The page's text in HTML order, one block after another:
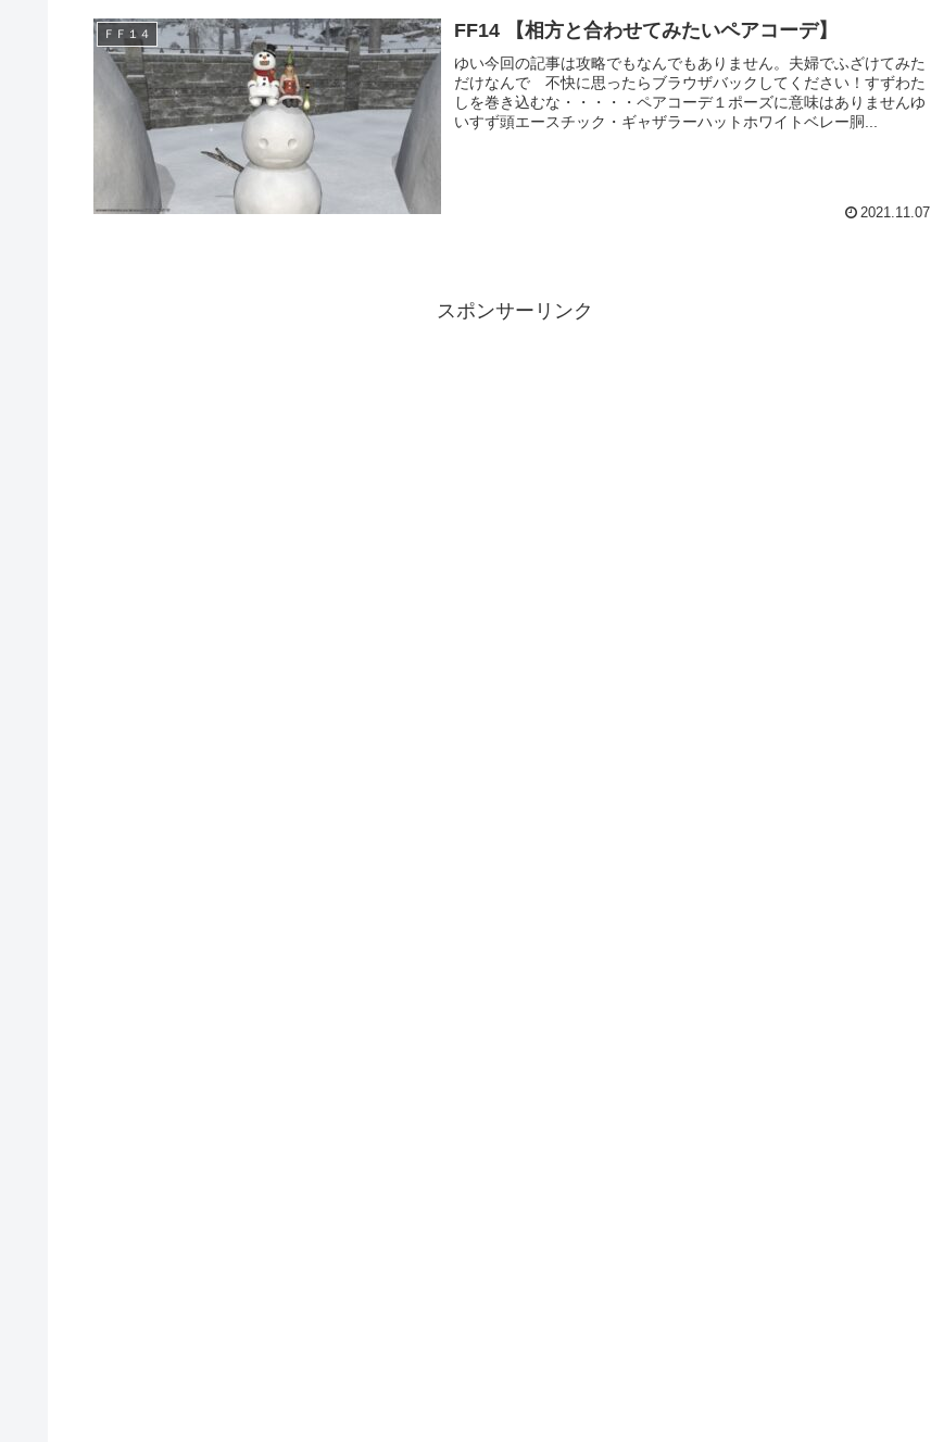
ＦＦ１４ FF14 【相方と合わせてみたいペアコーデ】
ゆい今回の記事は攻略でもなんでもありません。夫婦でふざけてみた
だけなんで 不快に思ったらブラウザバックしてください！すずわた
しを巻き込むな・・・・・ペアコーデ１ポーズに意味はありませんゆ
いすず頭エースチック・ギャザラーハットホワイトベレー胴...
2021.11.07
スポンサーリンク